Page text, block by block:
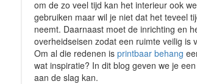
om de zo veel tijd kan het interieur ook
gebruiken maar wil je niet dat het teveel
neemt. Daarnaast moet de inrichting en
overheidseisen zodat een ruimte veilig is
Om al die redenen is printbaar behang
wat inspiratie? In dit blog geven we je
aan de slag kan.